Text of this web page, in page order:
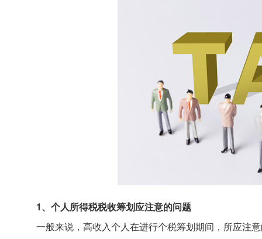
1、个人所得税税收筹划应注意的问题
一般来说，高收入个人在进行个税筹划期间，所应注